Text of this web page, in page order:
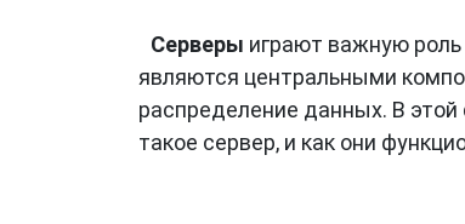
Серверы играют важную
являются центральными
распределение данных. В
такое сервер, и как они